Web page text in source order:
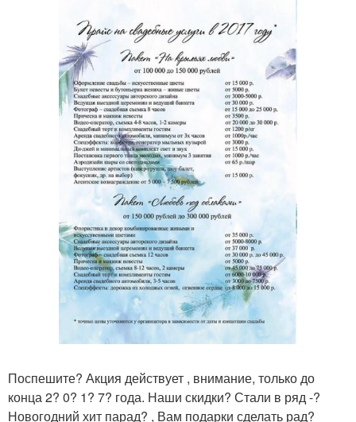
Поспешите? Акция действует , внимание, только до
конца 2? 0? 1? 7? года. Наши скидки? Стали в ряд -?
Новогодний хит парад? , Вам подарки сделать рад?